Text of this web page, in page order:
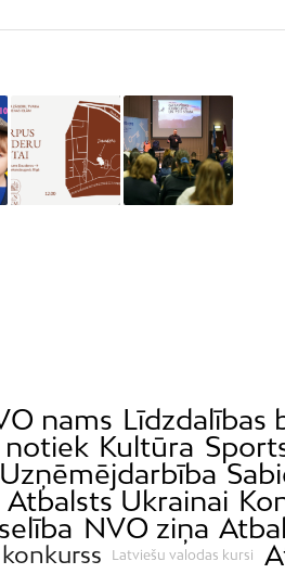
nams Līdzdalības
notiek Kultūra
Uzņēmējdarbība
Atbalsts Ukrainai
NVO ziņa
Latviešu valodas kursi